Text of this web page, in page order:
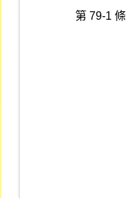
第 79-1 條